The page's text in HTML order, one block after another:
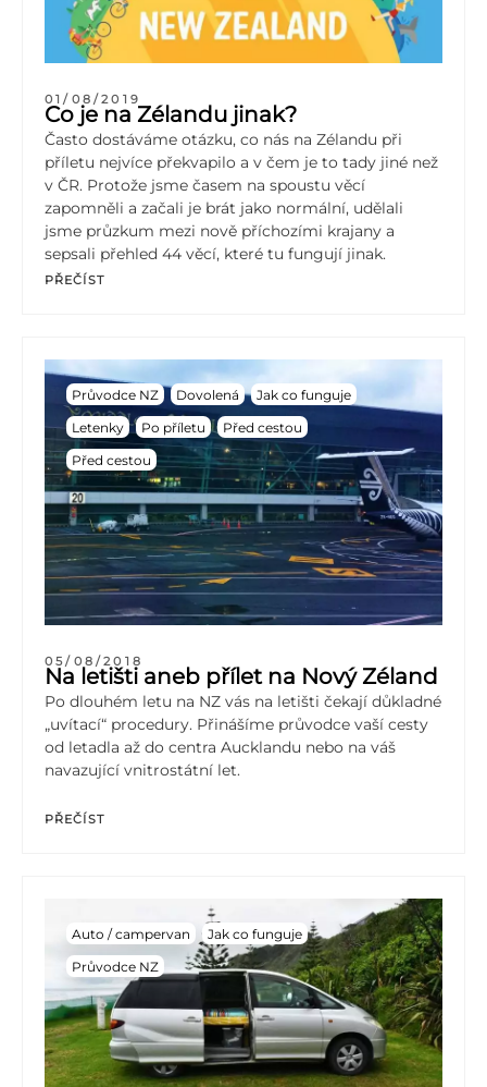
01/08/2019
Co je na Zélandu jinak?
Často dostáváme otázku, co nás na Zélandu při
příletu nejvíce překvapilo a v čem je to tady jiné než
v ČR. Protože jsme časem na spoustu věcí
zapomněli a začali je brát jako normální, udělali
jsme průzkum mezi nově příchozími krajany a
sepsali přehled 44 věcí, které tu fungují jinak.
PŘEČÍST
Průvodce NZ Dovolená
Jak co funguje
Letenky
Po příletu
Před cestou
Před cestou
05/08/2018
Na letišti aneb přílet na Nový Zéland
Po dlouhém letu na NZ vás na letišti čekají důkladné
„uvítací“ procedury. Přinášíme průvodce vaší cesty
od letadla až do centra Aucklandu nebo na váš
navazující vnitrostátní let.
PŘEČÍST
Auto / campervan
Jak co funguje
Průvodce NZ